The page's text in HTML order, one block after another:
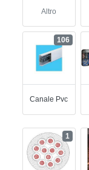
Altro
Canale Pvc
106
1